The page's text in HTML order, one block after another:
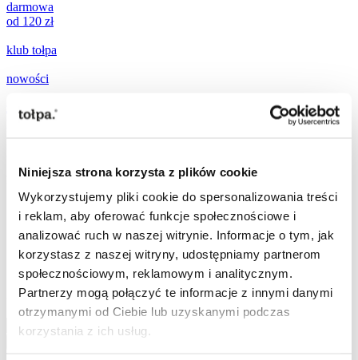
Niniejsza strona korzysta z plików cookie
Wykorzystujemy pliki cookie do spersonalizowania treści
i reklam, aby oferować funkcje społecznościowe i
analizować ruch w naszej witrynie. Informacje o tym, jak
korzystasz z naszej witryny, udostępniamy partnerom
społecznościowym, reklamowym i analitycznym.
Partnerzy mogą połączyć te informacje z innymi danymi
otrzymanymi od Ciebie lub uzyskanymi podczas
korzystania z ich usług.
darmowa
od 120 zł
klub tołpa
nowości
zestawy
prezentowe
popularne teraz:
[ ☀️SPF]
[ mikroigiełki]
[ ujędrnianie ]
[
witamina C
Szukaj
Szukaj